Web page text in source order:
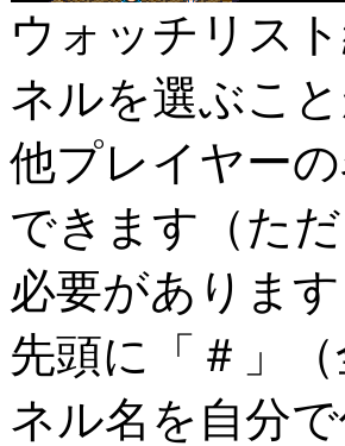
ウォッチリス
ネルを選ぶこ
他プレイヤー
できます（た
必要があります
先頭に「＃」
ネル名を自分